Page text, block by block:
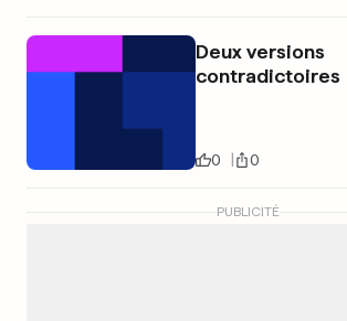
Deux versions
contradictoires
0 0
PUBLICITÉ